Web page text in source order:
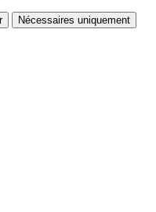
Nécessaires uniquement